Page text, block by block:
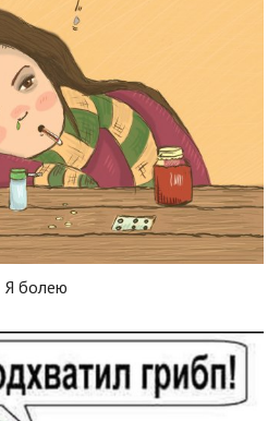
Я болею